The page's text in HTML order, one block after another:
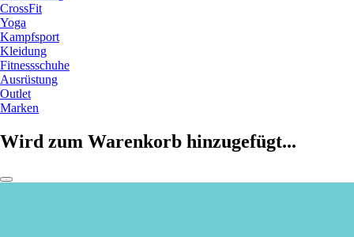
CrossFit
Yoga
Kampfsport
Kleidung
Fitnessschuhe
Ausrüstung
Outlet
Marken
Wird zum Warenkorb hinzugefügt...